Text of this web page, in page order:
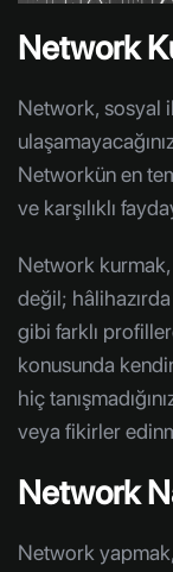
Network
Network, sosyal
Networkün en
ve karşılıklı
Network kurmak,
değil;
gibi farklı
konusunda
hiç
veya fikirler
Network
Network